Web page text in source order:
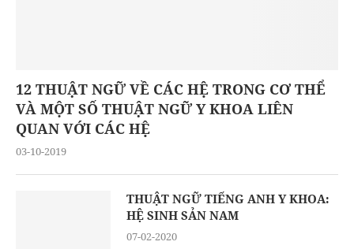
12 THUẬT NGỮ VỀ CÁC HỆ TRONG CƠ THỂ
VÀ MỘT SỐ THUẬT NGỮ Y KHOA LIÊN
QUAN VỚI CÁC HỆ
03-10-2019
THUẬT NGỮ TIẾNG ANH Y KHOA:
HỆ SINH SẢN NAM
07-02-2020